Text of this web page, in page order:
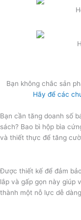
Bạn không chắc sản
Hãy để các
Bạn cần tăng doanh số
sách? Bao bì hộp bìa
và thiết thực để tăng
Được thiết kế để đảm
lắp và gấp gọn này giúp
thành một nỗ lực dễ